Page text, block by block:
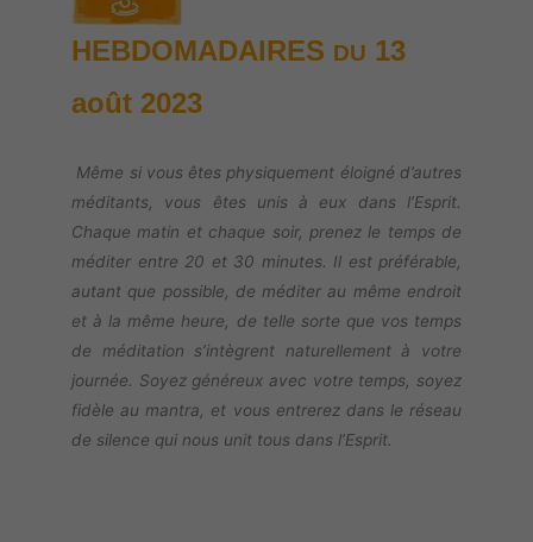
HEBDOMADAIRES DU 13
août 2023
Même si vous êtes physiquement éloigné d’autres
méditants, vous êtes unis à eux dans l’Esprit.
Chaque matin et chaque soir, prenez le temps de
méditer entre 20 et 30 minutes. Il est préférable,
autant que possible, de méditer au même endroit
et à la même heure, de telle sorte que vos temps
de méditation s’intègrent naturellement à votre
journée. Soyez généreux avec votre temps, soyez
fidèle au mantra, et vous entrerez dans le réseau
de silence qui nous unit tous dans l’Esprit.